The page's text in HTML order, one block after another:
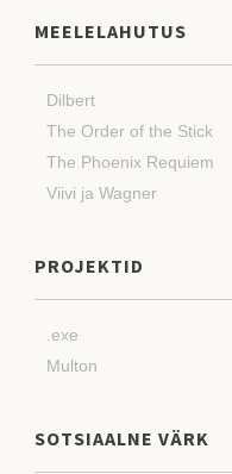
MEELELAHUTUS
Dilbert
The Order of the Stick
The Phoenix Requiem
Viivi ja Wagner
PROJEKTID
.exe
Multon
SOTSIAALNE VÄRK